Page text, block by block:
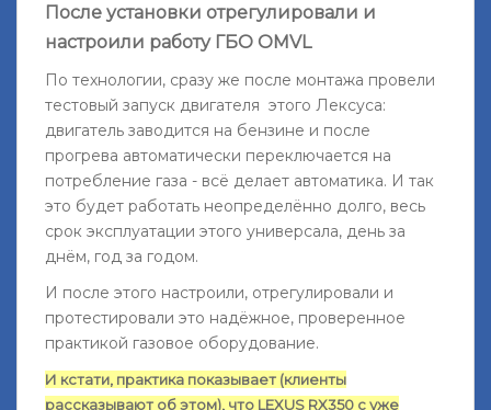
После установки отрегулировали и
настроили работу ГБО OMVL
По технологии, сразу же после монтажа провели
тестовый запуск двигателя этого Лексуса:
двигатель заводится на бензине и после
прогрева автоматически переключается на
потребление газа - всё делает автоматика. И так
это будет работать неопределённо долго, весь
срок эксплуатации этого универсала, день за
днём, год за годом.
И после этого настроили, отрегулировали и
протестировали это надёжное, проверенное
практикой газовое оборудование.
И кстати, практика показывает (клиенты
рассказывают об этом), что LEXUS RX350 с уже